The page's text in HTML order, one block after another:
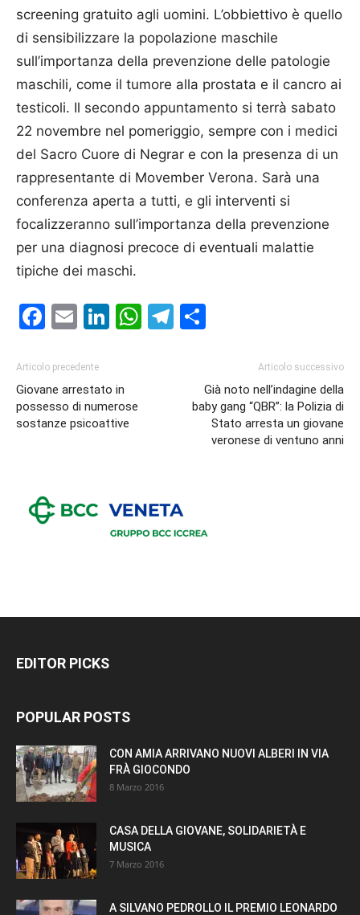
screening gratuito agli uomini. L’obbiettivo è quello
di sensibilizzare la popolazione maschile
sull’importanza della prevenzione delle patologie
maschili, come il tumore alla prostata e il cancro ai
testicoli. Il secondo appuntamento si terrà sabato
22 novembre nel pomeriggio, sempre con i medici
del Sacro Cuore di Negrar e con la presenza di un
rappresentante di Movember Verona. Sarà una
conferenza aperta a tutti, e gli interventi si
focalizzeranno sull’importanza della prevenzione
per una diagnosi precoce di eventuali malattie
tipiche dei maschi.
Facebook
EmailLinkedIn
WhatsApp
Telegram
Articolo precedente
Giovane arrestato in
possesso di numerose
sostanze psicoattive
Articolo successivo
Già noto nell’indagine della
baby gang “QBR”: la Polizia di
Stato arresta un giovane
veronese di ventuno anni
EDITOR PICKS
POPULAR POSTS
CON AMIA ARRIVANO NUOVI ALBERI IN VIA
FRÀ GIOCONDO
8 Marzo 2016
CASA DELLA GIOVANE, SOLIDARIETÀ E
MUSICA
7 Marzo 2016
A SILVANO PEDROLLO IL PREMIO LEONARDO